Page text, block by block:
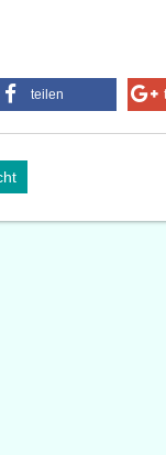
teilen